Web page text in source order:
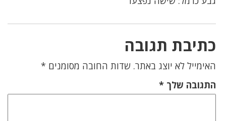
כתיבת תגובה
האימייל לא יוצג באתר. שדות החובה מסומנים *
התגובה שלך *